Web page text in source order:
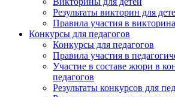
Результаты викторин для
Правила участия в
Конкурсы для педагогов
Конкурсы для педагогов
Правила участия в
Участие в составе жюри в
педагогов
Результаты конкурсов для